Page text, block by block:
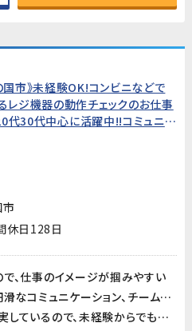
国市》未経験OK!コンビニなどで
レジ機器の動作チェックのお仕事
代30代中心に活躍中!!コミュニケ
休日128日
、仕事のイメージが掴みやすい
20～30代中心に活躍中!円滑なコミュニケーション、チームワークが心地よく、働きやすい環境♪
作業マニュアル・研修が充実しているので、未経験からでも安心してスタートできます!